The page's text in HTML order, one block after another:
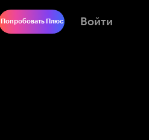
Попробовать Плюс Войти